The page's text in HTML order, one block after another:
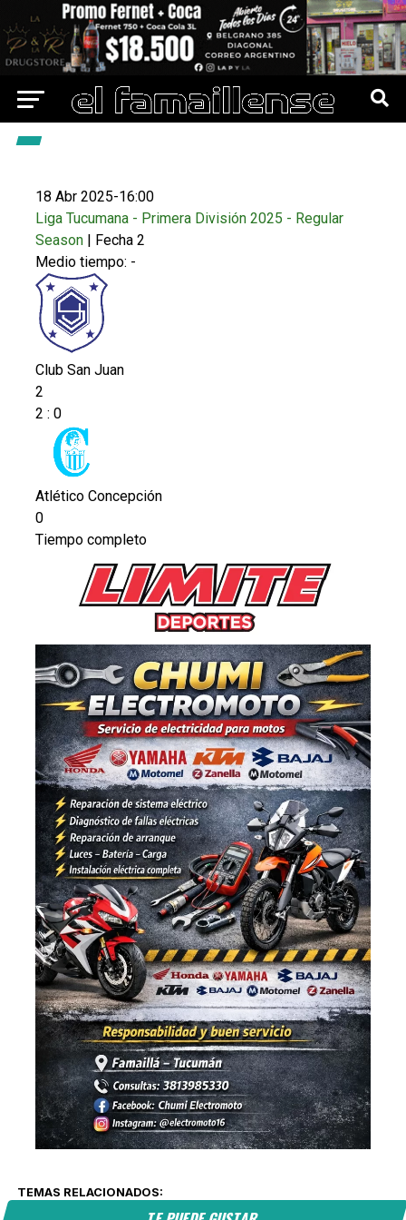
18 Abr 2025-16:00
Liga Tucumana - Primera División 2025 - Regular
Season | Fecha 2
Medio tiempo: -
Club San Juan
2
2 : 0
Atlético Concepción
0
Tiempo completo
TEMAS RELACIONADOS: